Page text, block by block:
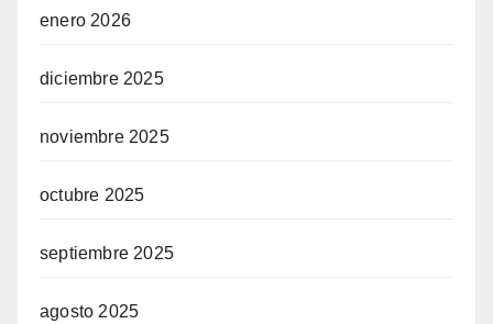
enero 2026
diciembre 2025
noviembre 2025
octubre 2025
septiembre 2025
agosto 2025